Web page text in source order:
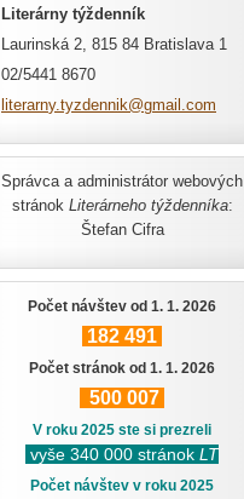
Literárny týždenník
Laurinská 2, 815 84 Bratislava 1
02/5441 8670
literarny.tyzdennik@gmai l.com
Správca a administrátor webových
stránok Literárneho týždenníka:
Štefan Cifra
Počet návštev od 1. 1. 2026
182 491
Počet stránok od 1. 1. 2026
500 007
V roku 2025 ste si prezreli
vyše 340 000 stránok LT
Počet návštev v roku 2025